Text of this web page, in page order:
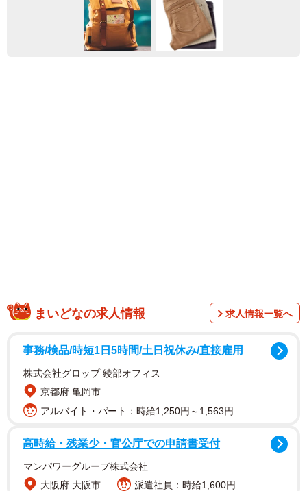
まいどなの求人情報 求人情報一覧へ
事務/検品/時短1日5時間/土日祝休み/直接雇用
株式会社グロップ 綾部オフィス
京都府 亀岡市
アルバイト・パート：時給1,250円～1,563円
高時給・残業少・官公庁での申請書受付
マンパワーグループ株式会社
大阪府 大阪市
派遣社員：時給1,600円